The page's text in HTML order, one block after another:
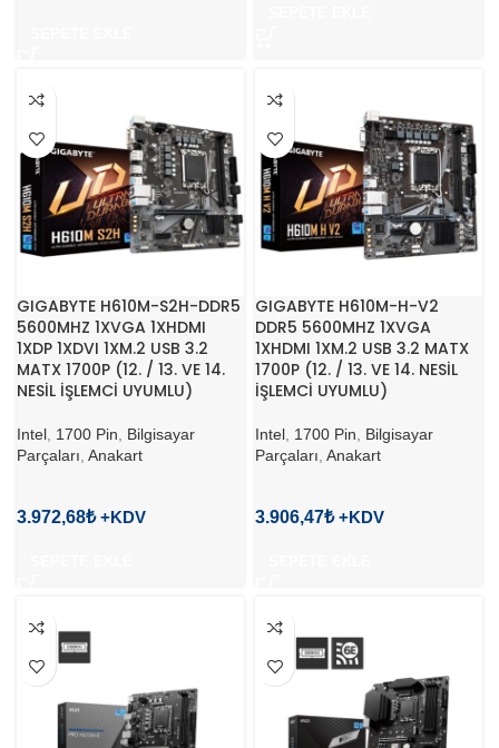
GIGABYTE H610M-S2H-DDR5
5600MHZ 1XVGA 1XHDMI
1XDP 1XDVI 1XM.2 USB 3.2
MATX 1700P (12. / 13. VE 14.
NESİL İŞLEMCİ UYUMLU)
Intel 1700 Pin
Bilgisayar
Parçaları Anakart
3.972,68₺
GIGABYTE H610M-H-V2
DDR5 5600MHZ 1XVGA
1XHDMI 1XM.2 USB 3.2 MATX
1700P (12. / 13. VE 14. NESİL
İŞLEMCİ UYUMLU)
Intel 1700 Pin
Bilgisayar
Parçaları Anakart
3.906,47₺